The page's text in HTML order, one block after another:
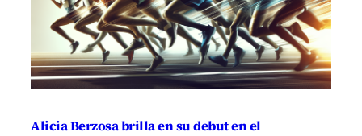
Alicia Berzosa brilla en su debut en el